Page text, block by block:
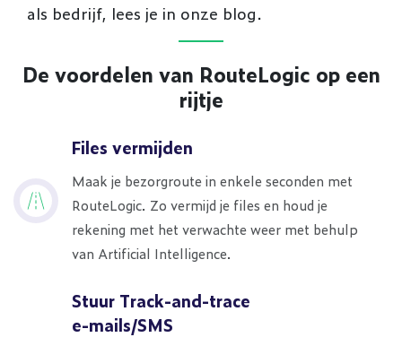
als bedrijf, lees je in onze blog.
De voordelen van RouteLogic op een
rijtje
Files vermijden
Maak je bezorgroute in enkele seconden met
RouteLogic. Zo vermijd je files en houd je
rekening met het verwachte weer met behulp
van Artificial Intelligence.
Stuur Track-and-trace
e-mails/SMS